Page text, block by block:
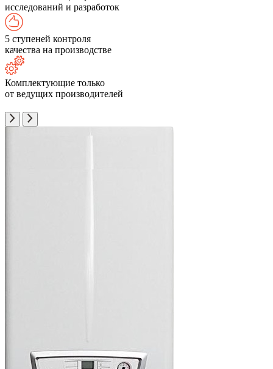
исследований и разработок
5 ступеней контроля
качества на производстве
Комплектующие только
от ведущих производителей